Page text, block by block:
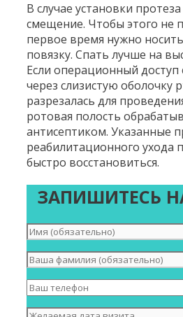
В случае установки
смещение. Чтобы этого не
первое время нужно
повязку. Спать лучше на
Если операционный доступ
через слизистую оболочку
разрезалась для
ротовая полость
антисептиком. Указанные
реабилитационного ухода
быстро восстановиться.
ЗАПИШИТЕСЬ